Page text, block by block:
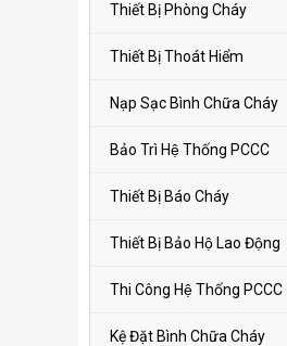
Thiết Bị Phòng Cháy
Thiết Bị Thoát Hiểm
Nạp Sạc Bình Chữa Cháy
Bảo Trì Hệ Thống PCCC
Thiết Bị Báo Cháy
Thiết Bị Bảo Hộ Lao Động
Thi Công Hệ Thống PCCC
Kệ Đặt Bình Chữa Cháy